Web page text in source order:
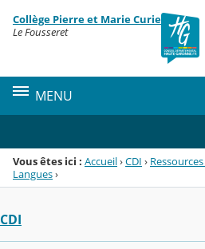
Menu de la rubrique
Contenu
Collège Pierre et Marie Curie
Le Fousseret
MENU
Vous êtes ici : Accueil›CDI ›
Langues›
CDI